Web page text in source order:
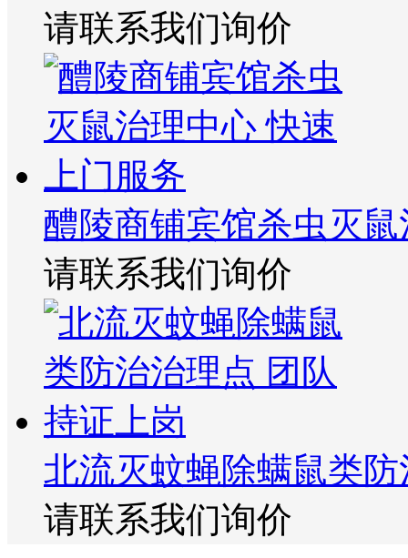
请联系我们询价
醴陵商铺宾馆杀虫灭
请联系我们询价
北流灭蚊蝇除螨鼠类
请联系我们询价